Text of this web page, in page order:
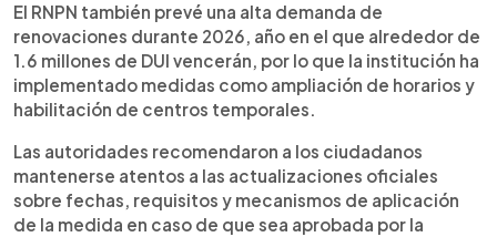
El RNPN también prevé una alta demanda de
renovaciones durante 2026, año en el que alrededor de
1.6 millones de DUI vencerán, por lo que la institución ha
implementado medidas como ampliación de horarios y
habilitación de centros temporales.
Las autoridades recomendaron a los ciudadanos
mantenerse atentos a las actualizaciones oficiales
sobre fechas, requisitos y mecanismos de aplicación
de la medida en caso de que sea aprobada por la